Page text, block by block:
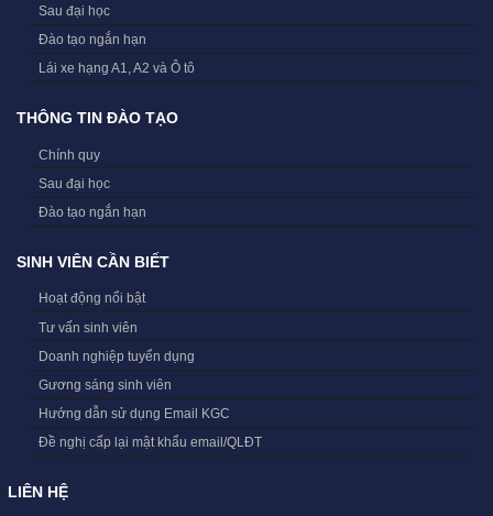
Sau đại học
Đào tạo ngắn hạn
Lái xe hạng A1, A2 và Ô tô
THÔNG TIN ĐÀO TẠO
Chính quy
Sau đại học
Đào tạo ngắn hạn
SINH VIÊN CẦN BIẾT
Hoạt động nổi bật
Tư vấn sinh viên
Doanh nghiệp tuyển dụng
Gương sáng sinh viên
Hướng dẫn sử dụng Email KGC
Đề nghị cấp lại mật khẩu email/QLĐT
LIÊN HỆ